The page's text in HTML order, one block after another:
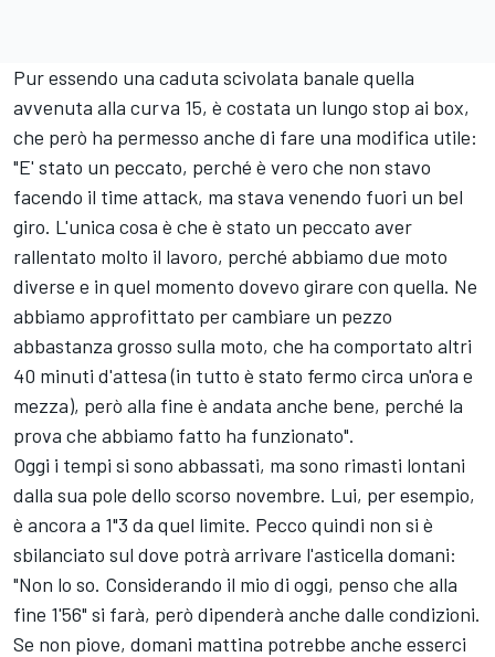
Pur essendo una caduta scivolata banale quella
avvenuta alla curva 15, è costata un lungo stop ai box,
che però ha permesso anche di fare una modifica utile:
"E' stato un peccato, perché è vero che non stavo
facendo il time attack, ma stava venendo fuori un bel
giro. L'unica cosa è che è stato un peccato aver
rallentato molto il lavoro, perché abbiamo due moto
diverse e in quel momento dovevo girare con quella. Ne
abbiamo approfittato per cambiare un pezzo
abbastanza grosso sulla moto, che ha comportato altri
40 minuti d'attesa (in tutto è stato fermo circa un'ora e
mezza), però alla fine è andata anche bene, perché la
prova che abbiamo fatto ha funzionato".
Oggi i tempi si sono abbassati, ma sono rimasti lontani
dalla sua pole dello scorso novembre. Lui, per esempio,
è ancora a 1"3 da quel limite. Pecco quindi non si è
sbilanciato sul dove potrà arrivare l'asticella domani:
"Non lo so. Considerando il mio di oggi, penso che alla
fine 1'56" si farà, però dipenderà anche dalle condizioni.
Se non piove, domani mattina potrebbe anche esserci